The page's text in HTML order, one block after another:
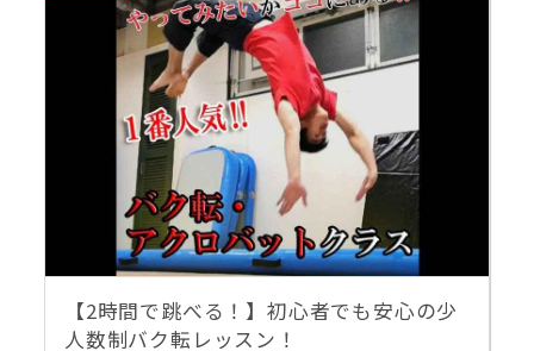
【2時間で跳べる！】初心者でも安心の少
人数制バク転レッスン！